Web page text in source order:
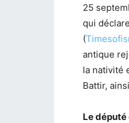
25
qui
(
antique
la nativité
Battir,
Le député